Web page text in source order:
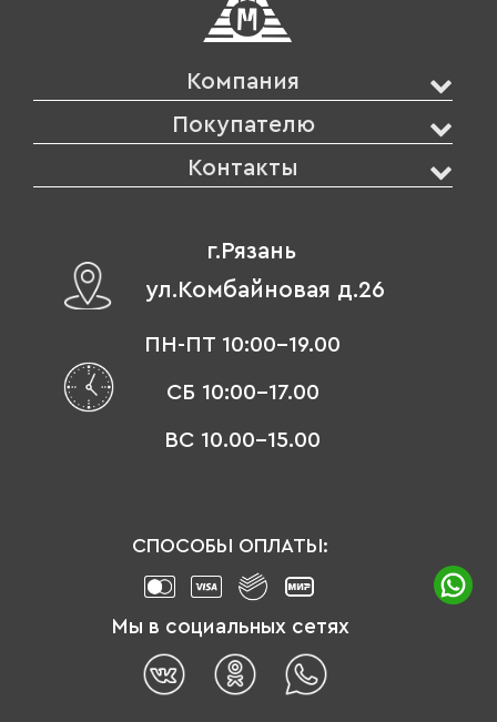
Компания
Покупателю
Контакты
г.Рязань
ул.Комбайновая д.26
ПН-ПТ 10:00-19.00
СБ 10:00-17.00
ВС 10.00-15.00
СПОСОБЫ ОПЛАТЫ:
Мы в социальных сетях